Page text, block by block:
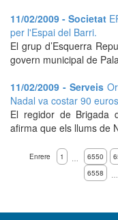
11/02/2009 - Societat
per l'Espai del Barri.
El grup d’Esquerra
govern municipal de
11/02/2009 - Serveis
Nadal va costar 90
El regidor de Brigada
afirma que els llums de
Enrere 1 … 6550
6558
…